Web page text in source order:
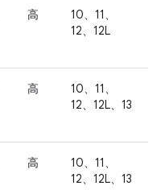
高
10、11、
12、12L
高
10、11、
12、12L、13
高
10、11、
12、12L、13